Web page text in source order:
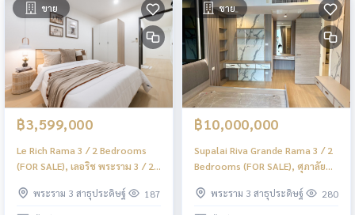
ขาย
฿3,599,000
Le Rich Rama 3 / 2 Bedrooms
(FOR SALE), เลอริช พระราม 3 / 2
พระราม 3 สาธุประดิษฐ์
187
ขาย
฿10,000,000
Supalai Riva Grande Rama 3 / 2
Bedrooms (FOR SALE), ศุภาลัย
(ขาย) PT122
พระราม 3 สาธุประดิษฐ์ 280